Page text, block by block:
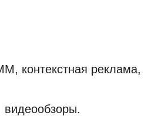
контекстная реклама,
видеообзоры.